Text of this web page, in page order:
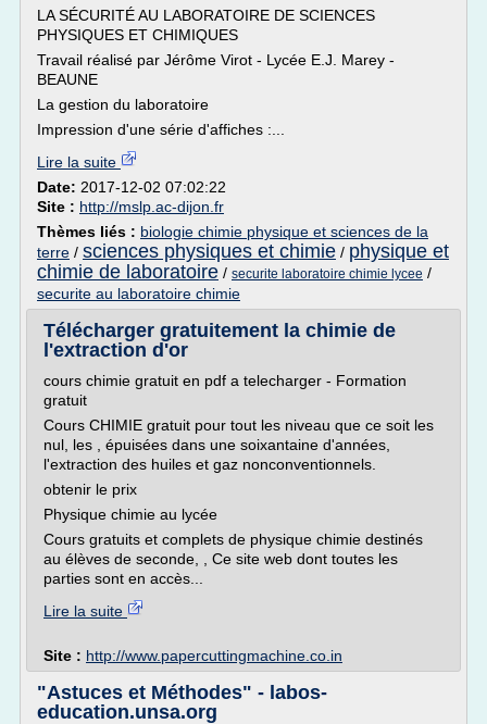
LA SÉCURITÉ AU LABORATOIRE DE SCIENCES
PHYSIQUES ET CHIMIQUES
Travail réalisé par Jérôme Virot - Lycée E.J. Marey -
BEAUNE
La gestion du laboratoire
Impression d'une série d'affiches :...
Lire la suite
Date: 2017-12-02 07:02:22
Site : http://mslp.ac-dijon.fr
Thèmes liés : biologie chimie physique et sciences de la
terre / sciences physiques et chimie / physique et
chimie de laboratoire / securite laboratoire chimie lycee /
securite au laboratoire chimie
Télécharger gratuitement la chimie de
l'extraction d'or
cours chimie gratuit en pdf a telecharger - Formation
gratuit
Cours CHIMIE gratuit pour tout les niveau que ce soit les
nul, les , épuisées dans une soixantaine d'années,
l'extraction des huiles et gaz nonconventionnels.
obtenir le prix
Physique chimie au lycée
Cours gratuits et complets de physique chimie destinés
au élèves de seconde, , Ce site web dont toutes les
parties sont en accès...
Lire la suite
Site : http://www.papercuttingmachine.co.in
"Astuces et Méthodes" - labos-
education.unsa.org